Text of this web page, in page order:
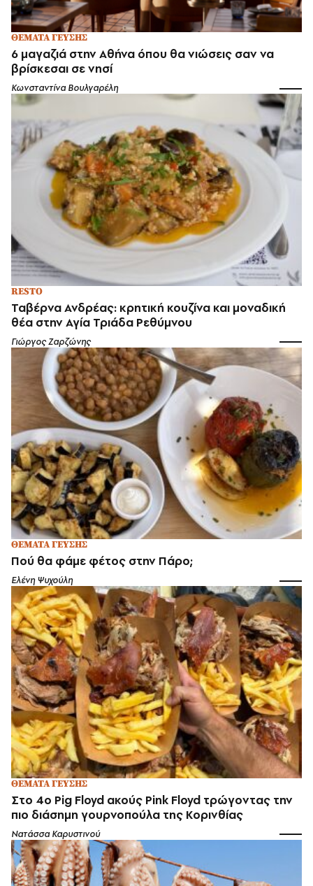
ΘΕΜΑΤΑ ΓΕΥΣΗΣ
6 μαγαζιά στην Αθήνα όπου θα νιώσεις σαν να
βρίσκεσαι σε νησί
Κωνσταντίνα Βουλγαρέλη
RESTO
Ταβέρνα Ανδρέας: κρητική κουζίνα και μοναδική
θέα στην Αγία Τριάδα Ρεθύμνου
Γιώργος Ζαρζώνης
ΘΕΜΑΤΑ ΓΕΥΣΗΣ
Πού θα φάμε φέτος στην Πάρο;
Ελένη Ψυχούλη
ΘΕΜΑΤΑ ΓΕΥΣΗΣ
Στο 4ο Pig Floyd ακούς Pink Floyd τρώγοντας την
πιο διάσημη γουρνοπούλα της Κορινθίας
Νατάσσα Καρυστινού